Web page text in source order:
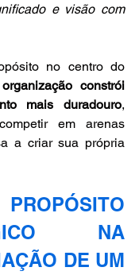
e visão com
no centro do
organização constrói
mais duradouro,
em arenas
a criar sua própria
NA
DE UM